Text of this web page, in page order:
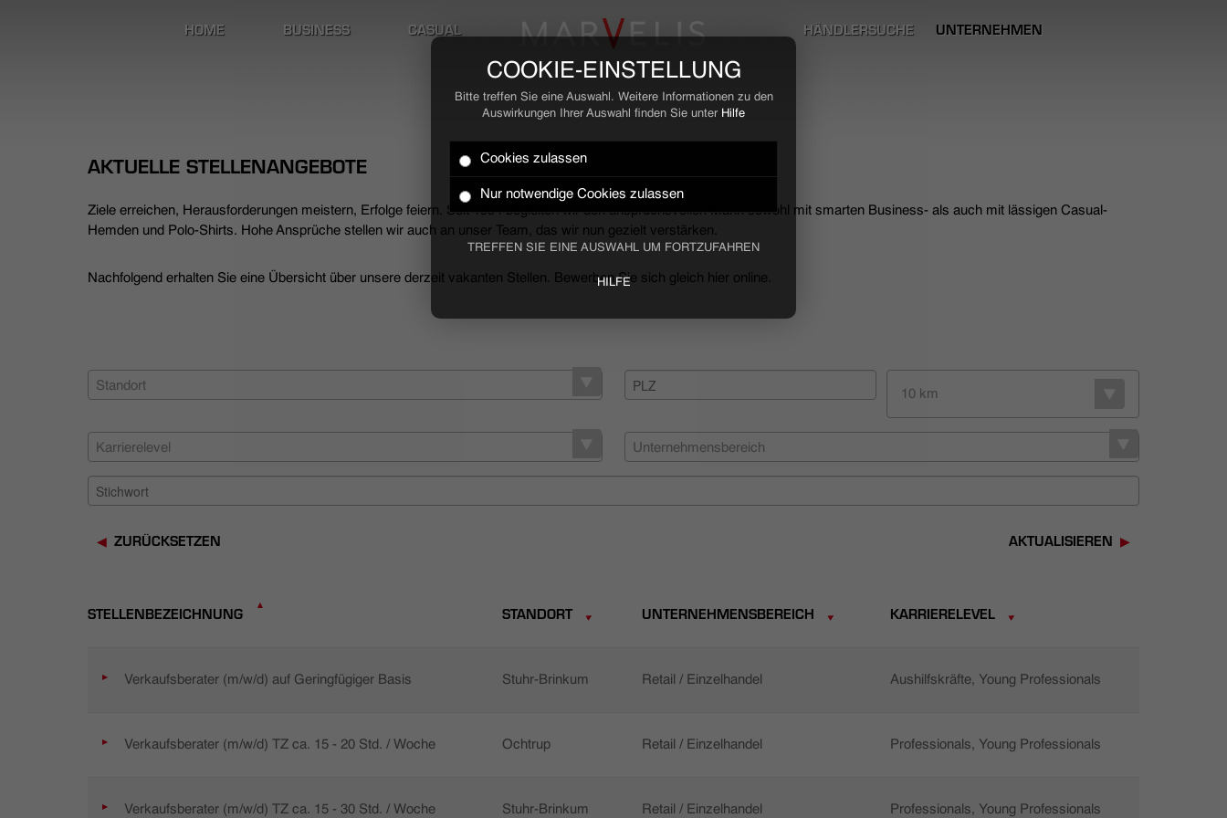
COOKIE-EINSTELLUNG
Bitte treffen Sie eine Auswahl. Weitere Informationen zu den
Auswirkungen Ihrer Auswahl finden Sie unter Hilfe
Cookies zulassen
Nur notwendige Cookies zulassen
TREFFEN SIE EINE AUSWAHL UM FORTZUFAHREN
HILFE
HOME BUSINESS CASUAL UNTERNEHMEN
HÄNDLERSUCHE
AKTUELLE STELLENANGEBOTE
Ziele erreichen, Herausforderungen meistern, Erfolge feiern. Seit 1994 begleiten wir den anspruchsvollen Mann sowohl mit smarten Business- als auch mit lässigen Casual-
Hemden und Polo-Shirts. Hohe Ansprüche stellen wir auch an unser Team, das wir nun gezielt verstärken.
Nachfolgend erhalten Sie eine Übersicht über unsere derzeit vakanten Stellen. Bewerben Sie sich gleich hier online.
Standort
10 km
Karrierelevel Unternehmensbereich
ZURÜCKSETZEN AKTUALISIEREN
STELLENBEZEICHNUNG STANDORT UNTERNEHMENSBEREICH KARRIERELEVEL
Verkaufsberater (m/w/d) auf Geringfügiger Basis Stuhr-Brinkum Retail / Einzelhandel Aushilfskräfte, Young Professionals
Verkaufsberater (m/w/d) TZ ca. 15 - 20 Std. / Woche Ochtrup Retail / Einzelhandel Professionals, Young Professionals
Verkaufsberater (m/w/d) TZ ca. 15 - 30 Std. / Woche Stuhr-Brinkum Retail / Einzelhandel Professionals, Young Professionals